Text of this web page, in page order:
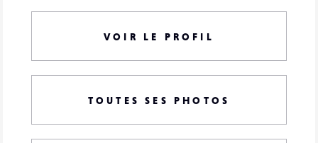
VOIR LE PROFIL
TOUTES SES PHOTOS